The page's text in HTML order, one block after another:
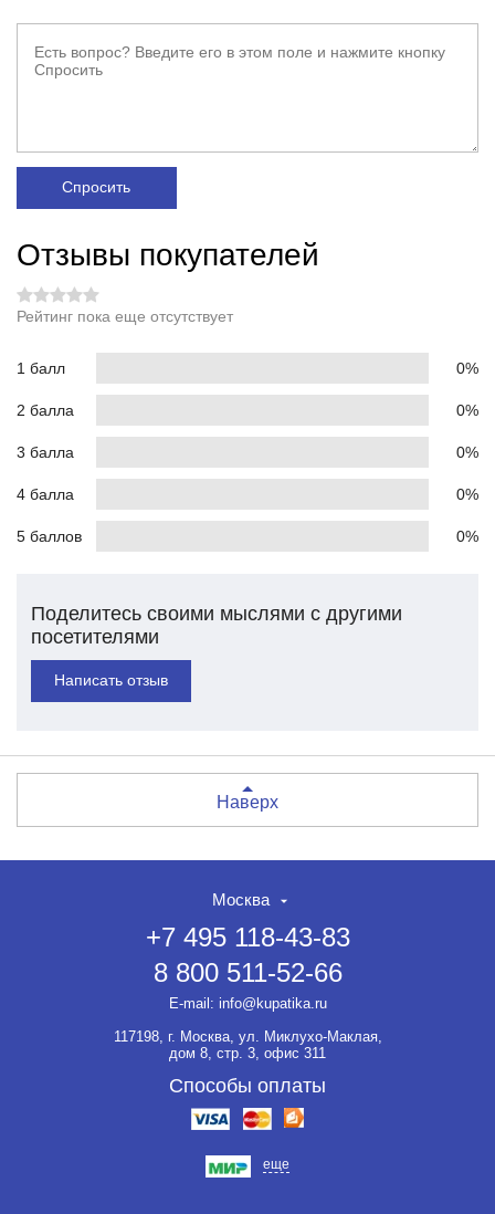
Спросить
Отзывы покупателей
Рейтинг пока еще отсутствует
1 балл 0%
2 балла 0%
3 балла 0%
4 балла 0%
5 баллов 0%
Поделитесь своими мыслями с другими
посетителями
Написать отзыв
Наверх
Москва
+7 495 118-43-83
8 800 511-52-66
E-mail: info@kupatika.ru
117198, г. Москва, ул. Миклухо-Маклая,
дом 8, стр. 3, офис 311
Способы оплаты
еще